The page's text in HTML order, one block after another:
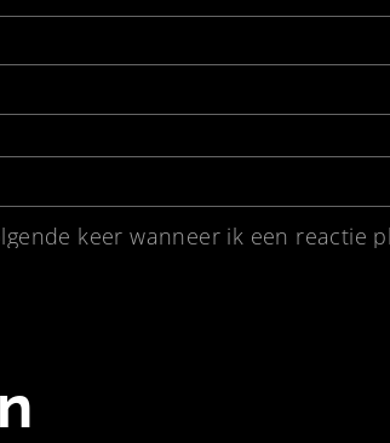
keer wanneer ik een reactie